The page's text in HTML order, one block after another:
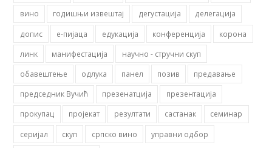
вино
годишњи извештај дегустација
делегација
допис
е-пијаца едукација конференција
корона
линк
манифестација
научно - стручни скуп
обавештење
одлука панел позив
предавање
председник Вучић
презенатција
презентација
прокупац
пројекат резултати састанак
семинар
серијал
скуп српско вино
управни одбор